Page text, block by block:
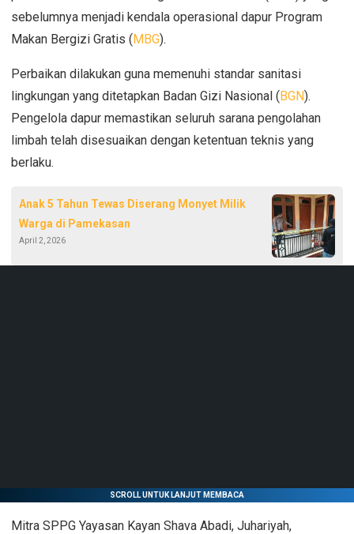
sebelumnya menjadi kendala operasional dapur Program
Makan Bergizi Gratis (MBG).
Perbaikan dilakukan guna memenuhi standar sanitasi
lingkungan yang ditetapkan Badan Gizi Nasional (BGN).
Pengelola dapur memastikan seluruh sarana pengolahan
limbah telah disesuaikan dengan ketentuan teknis yang
berlaku.
Anak 5 Tahun Tewas Diserang Monyet Milik
Warga di Pamekasan
April 2, 2026
SCROLL UNTUK LANJUT MEMBACA
Mitra SPPG Yayasan Kayan Shava Abadi, Juhariyah,